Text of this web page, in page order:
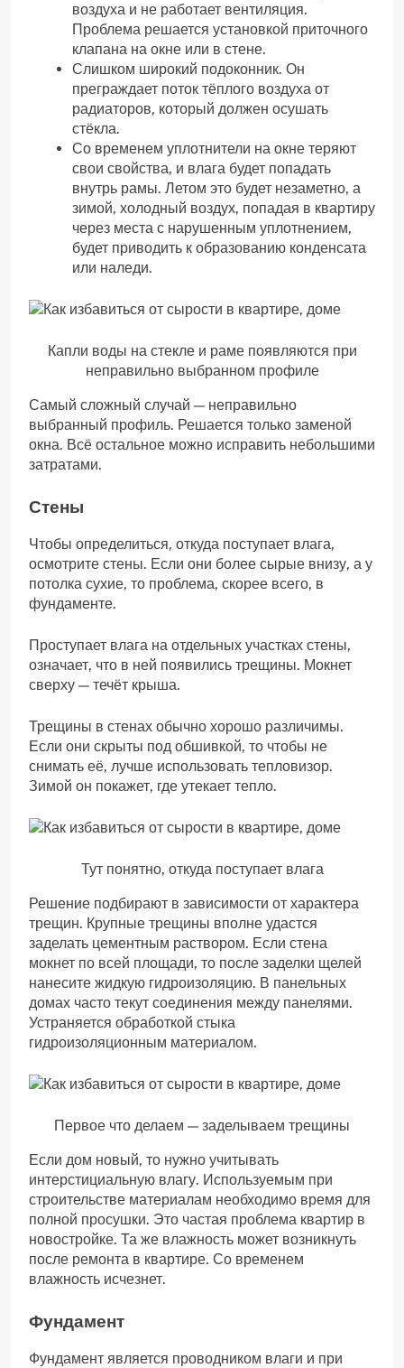
воздуха и не работает вентиляция.
Проблема решается установкой приточного
клапана на окне или в стене.
Слишком широкий подоконник. Он
преграждает поток тёплого воздуха от
радиаторов, который должен осушать
стёкла.
Со временем уплотнители на окне теряют
свои свойства, и влага будет попадать
внутрь рамы. Летом это будет незаметно, а
зимой, холодный воздух, попадая в квартиру
через места с нарушенным уплотнением,
будет приводить к образованию конденсата
или наледи.
Капли воды на стекле и раме появляются при
неправильно выбранном профиле
Самый сложный случай — неправильно
выбранный профиль. Решается только заменой
окна. Всё остальное можно исправить небольшими
затратами.
Стены
Чтобы определиться, откуда поступает влага,
осмотрите стены. Если они более сырые внизу, а у
потолка сухие, то проблема, скорее всего, в
фундаменте.
Проступает влага на отдельных участках стены,
означает, что в ней появились трещины. Мокнет
сверху — течёт крыша.
Трещины в стенах обычно хорошо различимы.
Если они скрыты под обшивкой, то чтобы не
снимать её, лучше использовать тепловизор.
Зимой он покажет, где утекает тепло.
Тут понятно, откуда поступает влага
Решение подбирают в зависимости от характера
трещин. Крупные трещины вполне удастся
заделать цементным раствором. Если стена
мокнет по всей площади, то после заделки щелей
нанесите жидкую гидроизоляцию. В панельных
домах часто текут соединения между панелями.
Устраняется обработкой стыка
гидроизоляционным материалом.
Первое что делаем — заделываем трещины
Если дом новый, то нужно учитывать
интерстициальную влагу. Используемым при
строительстве материалам необходимо время для
полной просушки. Это частая проблема квартир в
новостройке. Та же влажность может возникнуть
после ремонта в квартире. Со временем
влажность исчезнет.
Фундамент
Фундамент является проводником влаги и при